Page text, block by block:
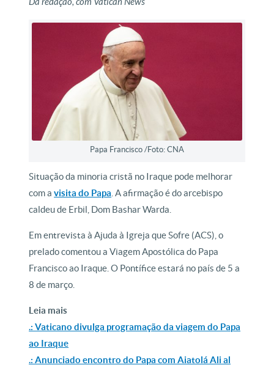
Papa Francisco /Foto: CNA
Situação da minoria cristã no Iraque pode melhorar
com a visita do Papa . A afirmação é do arcebispo
caldeu de Erbil, Dom Bashar Warda.
Em entrevista à Ajuda à Igreja que Sofre (ACS), o
prelado comentou a Viagem Apostólica do Papa
Francisco ao Iraque. O Pontífice estará no país de 5 a
8 de março.
Leia mais
.: Vaticano divulga programação da viagem do Papa
ao Iraque
.: Anunciado encontro do Papa com Aiatolá Ali al